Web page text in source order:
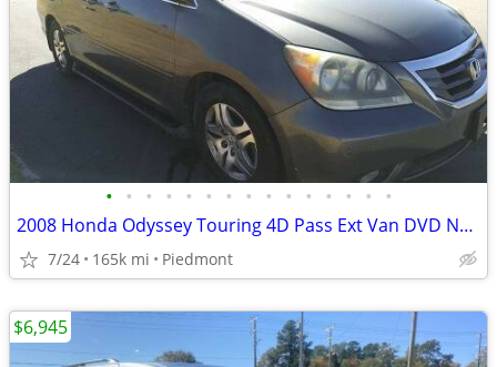
• • • • • • • • • • • • • • •
2008 Honda Odyssey Touring 4D Pass Ext Van DVD NAVIGATION BACK UP CAME
7/24 165k mi Piedmont
$6,945